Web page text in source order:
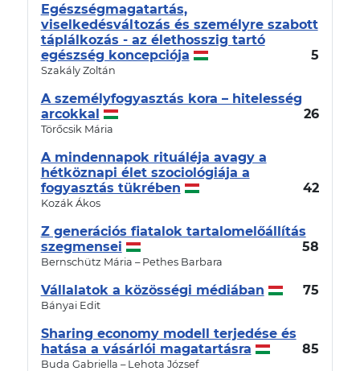
Egészségmagatartás,
viselkedésváltozás és személyre szabott
táplálkozás - az élethosszig tartó
egészség koncepciója
5
Szakály Zoltán
A személyfogyasztás kora – hitelesség
arcokkal
26
Törőcsik Mária
A mindennapok rituáléja avagy a
hétköznapi élet szociológiája a
fogyasztás tükrében
42
Kozák Ákos
Z generációs fiatalok tartalomelőállítás
szegmensei
58
Bernschütz Mária – Pethes Barbara
Vállalatok a közösségi médiában 75
Bányai Edit
Sharing economy modell terjedése és
hatása a vásárlói magatartásra
85
Buda Gabriella – Lehota József